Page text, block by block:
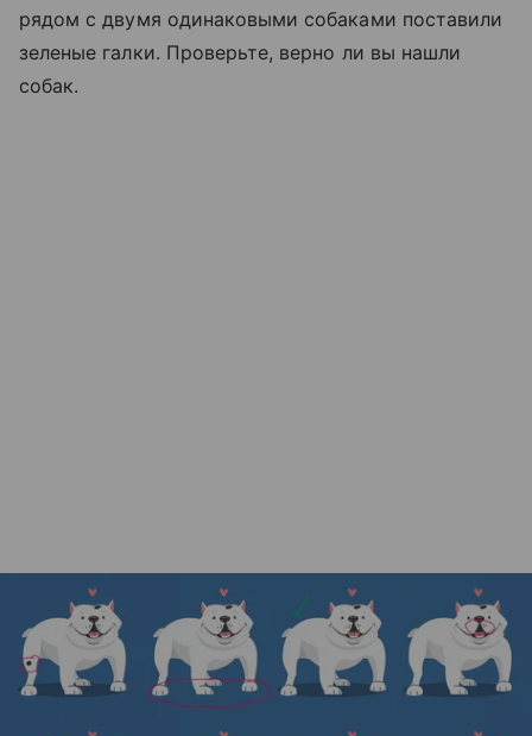
рядом с двумя одинаковыми собаками поставили
зеленые галки. Проверьте, верно ли вы нашли
собак.